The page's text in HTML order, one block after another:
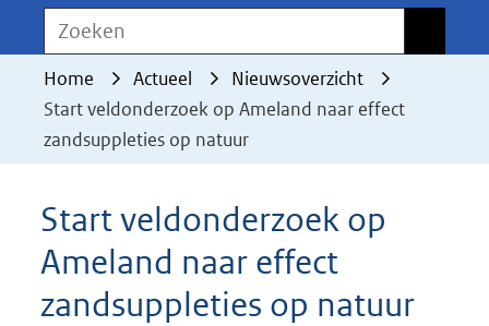
geweigerd.
Zoeken
Home Actueel
Nieuwsoverzicht
Start veldonderzoek op Ameland naar effect
zandsuppleties op natuur
Start veldonderzoek op
Ameland naar effect
zandsuppleties op natuur